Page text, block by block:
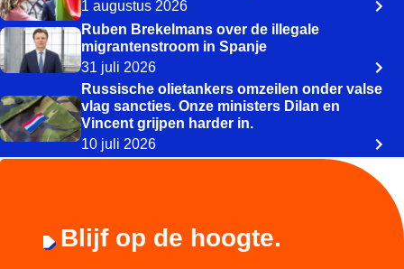
1 augustus 2026
Ruben Brekelmans over de illegale
migrantenstroom in Spanje
31 juli 2026
Russische olietankers omzeilen onder valse
vlag sancties. Onze ministers Dilan en
Vincent grijpen harder in.
10 juli 2026
Blijf op de hoogte.